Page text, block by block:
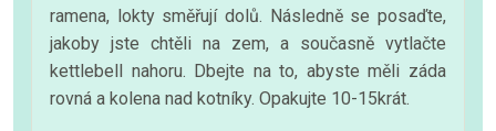
ramena, lokty směřují dolů. Následně se posaďte,
jakoby jste chtěli na zem, a současně vytlačte
kettlebell nahoru. Dbejte na to, abyste měli záda
rovná a kolena nad kotníky. Opakujte 10-15krát.